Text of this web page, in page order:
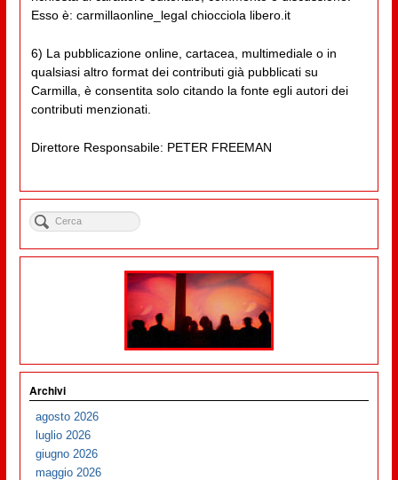
Esso è: carmillaonline_legal chiocciola libero.it
6) La pubblicazione online, cartacea, multimediale o in
qualsiasi altro format dei contributi già pubblicati su
Carmilla, è consentita solo citando la fonte egli autori dei
contributi menzionati.
Direttore Responsabile: PETER FREEMAN
Archivi
agosto 2026
luglio 2026
giugno 2026
maggio 2026